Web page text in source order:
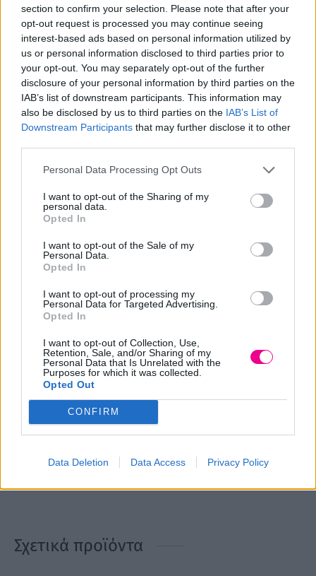
section to confirm your selection. Please note that after your
opt-out request is processed you may continue seeing
interest-based ads based on personal information utilized by
us or personal information disclosed to third parties prior to
your opt-out. You may separately opt-out of the further
disclosure of your personal information by third parties on the
IAB’s list of downstream participants. This information may
also be disclosed by us to third parties on the IAB’s List of
Downstream Participants that may further disclose it to other
Personal Data Processing Opt Outs
I want to opt-out of the Sharing of my
personal data.
Opted In
I want to opt-out of the Sale of my
Personal Data.
Opted In
I want to opt-out of processing my
Personal Data for Targeted Advertising.
Opted In
I want to opt-out of Collection, Use,
Retention, Sale, and/or Sharing of my
Personal Data that Is Unrelated with the
Purposes for which it was collected.
Opted Out
CONFIRM
Data Deletion Data Access Privacy Policy
Επιπλέον πληροφορίες
Έχει απαλή κρεμώδη υφή και αποχρώσεις με μεγάλη
διάρκεια και απίστευτη λάμψη. Η ειδική της φόρμουλα
περιποιείται σε βάθος τα μαλλιά καθώς τα βάφει.
Καλύπτει 100% τα λευκά μαλλιά ακόμη και τις πιο
Απαλή φόρμουλα η οποία δεν τσούζει το δέρμα της
κεφαλής και δεν προκαλεί φαγούρα και αλλεργίες. Με
αναμυγνύονται ιδανικά με το οξυζενέ της Fanola 10,20,30
η 40 volume με ευχάριστο άρωμα μπανάνας.Χαρίζουν μια
μοναδική εμπειρία βαφής,απόλυτα υγιή μαλλιά γεμάτα
λάμψη και χρώματα με απίστευτη διάρκεια.
Δοσολογία: 1 προς 1,5 (100ml βαφή προς 150ml οξυζενέ).
Στα ξανθιστικά χρώματα, 1 προς 2 (100ml βαφή προς
200ml οξυζενέ).
Μετά την χρήση της βαφής συνιστάται πάντα η χρήση του
κλειδώσετε σε βάθος το χημικό χρώμα και θα παρατείνετε
Σχετικά προϊόντα